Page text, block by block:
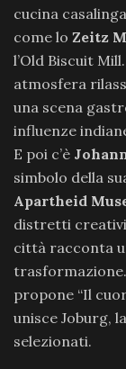
cucina
come lo Zeitz
l’Old Biscuit Mill.
atmosfera
una scena
influenze
E poi c’è
simbolo della
Apartheid
distretti
città racconta
propone “Il
unisce Joburg,
selezionati.